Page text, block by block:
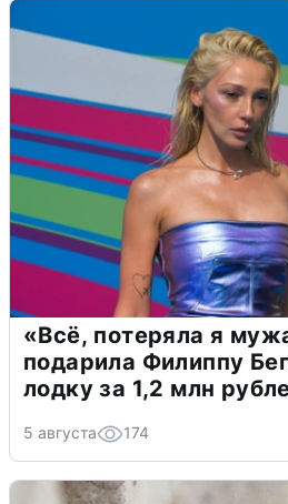
«Всё, потеряла я
подарила Филиппу
лодку за 1,2 млн
5 августа 174